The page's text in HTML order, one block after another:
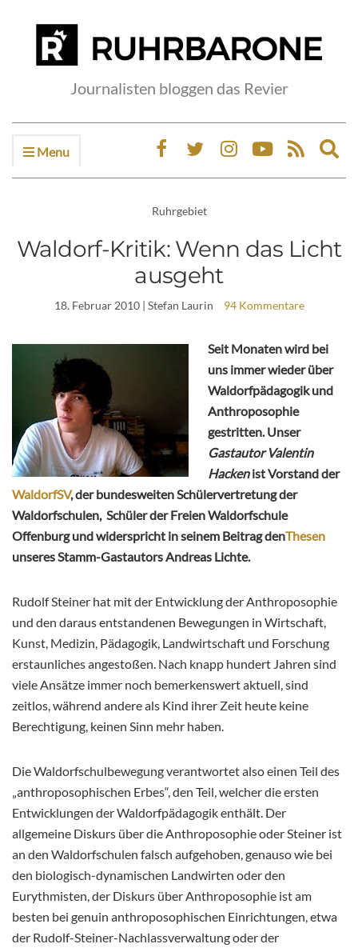
Journalisten bloggen das Revier
Menu
Ruhrgebiet
Waldorf-Kritik: Wenn das Licht
ausgeht
18. Februar 2010| Stefan Laurin 94 Kommentare
Seit Monaten wird bei
uns immer wieder über
Waldorfpädagogik und
Anthroposophie
gestritten. Unser
Gastautor Valentin
Hackenist Vorstand der
WaldorfSV, der bundesweiten Schülervertretung der
Waldorfschulen, Schüler der Freien Waldorfschule
Offenburg und widerspricht in seinem Beitrag denThesen
unseres Stamm-Gastautors Andreas Lichte.
Rudolf Steiner hat mit der Entwicklung der Anthroposophie
und den daraus entstandenen Bewegungen in Wirtschaft,
Kunst, Medizin, Pädagogik, Landwirtschaft und Forschung
erstaunliches angestoßen. Nach knapp hundert Jahren sind
viele Ansätze immer noch bemerkenswert aktuell, sind
zeitlos, während andere als Kind ihrer Zeit heute keine
Berechtigung, keinen Sinn mehr haben.
Die Waldorfschulbewegung verantwortet also einen Teil des
„anthroposophischen Erbes“, den Teil, welcher die ersten
Entwicklungen der Waldorfpädagogik enthält. Der
allgemeine Diskurs über die Anthroposophie oder Steiner ist
an den Waldorfschulen falsch aufgehoben, genauso wie bei
den biologisch-dynamischen Landwirten oder den
Eurythmisten, der Diskurs über Anthroposophie ist am
besten bei genuin anthroposophischen Einrichtungen, etwa
der Rudolf-Steiner-Nachlassverwaltung oder der